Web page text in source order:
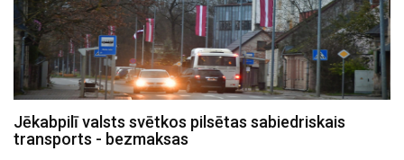
Jēkabpilī valsts svētkos pilsētas sabiedriskais
transports - bezmaksas